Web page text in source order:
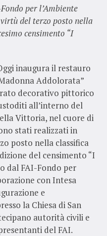
per l’Ambiente
del terzo posto nella
censimento “I
inaugura il restauro
Addolorata”
decorativo pittorico
all’interno del
Vittoria, nel cuore di
stati realizzati in
posto nella classifica
del censimento “I
dal FAI-Fondo per
con Intesa
e
la Chiesa di San
autorità civili e
del FAI.